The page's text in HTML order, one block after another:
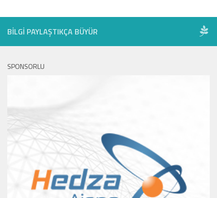
BILGI PAYLAŞTIKÇA BÜYÜR
SPONSORLU